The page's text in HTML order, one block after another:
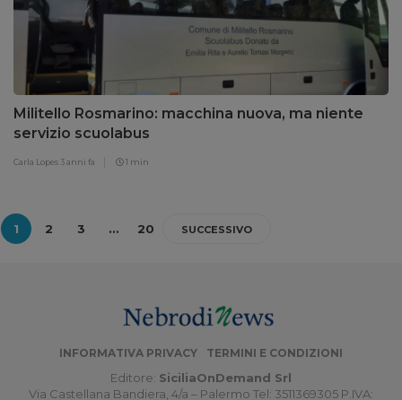
Militello Rosmarino: macchina nuova, ma niente
servizio scuolabus
Carla Lopes 3 anni fa 1 min
1 2 3 … 20 SUCCESSIVO
INFORMATIVA PRIVACY TERMINI E CONDIZIONI
Editore: SiciliaOnDemand Srl
Via Castellana Bandiera, 4/a – Palermo Tel: 3511369305 P.IVA: